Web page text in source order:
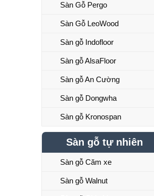
Sàn Gỗ Pergo
Sàn Gỗ LeoWood
Sàn gỗ Indofloor
Sàn gỗ AlsaFloor
Sàn gỗ An Cường
Sàn gỗ Dongwha
Sàn gỗ Kronospan
Sàn gỗ tự nhiên
Sàn gỗ Căm xe
Sàn gỗ Walnut